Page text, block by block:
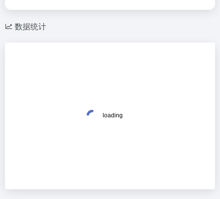
数据统计